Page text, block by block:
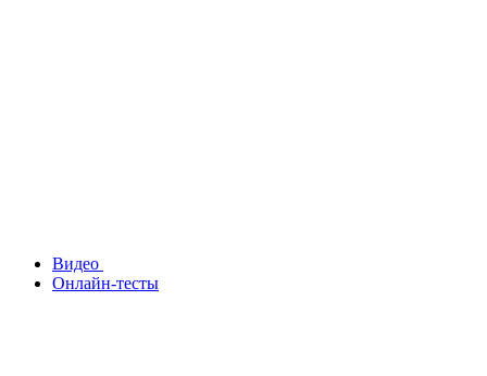
Видео
Онлайн-тесты